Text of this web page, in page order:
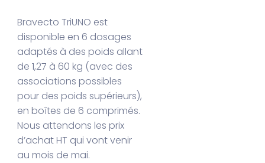
Bravecto TriUNO est
disponible en 6 dosages
adaptés à des poids allant
de 1,27 à 60 kg (avec des
associations possibles
pour des poids supérieurs),
en boîtes de 6 comprimés.
Nous attendons les prix
d’achat HT qui vont venir
au mois de mai.